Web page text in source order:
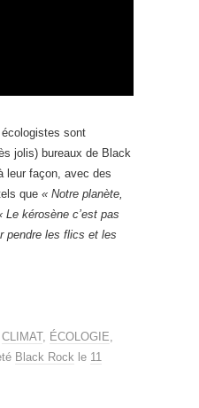
sont
jolis) bureaux de Black
leur façon, avec des
que « Notre planète,
Le kérosène c’est pas
pendre les flics et les
CLIMAT, ÉCOLOGIE
Black Rock le 11